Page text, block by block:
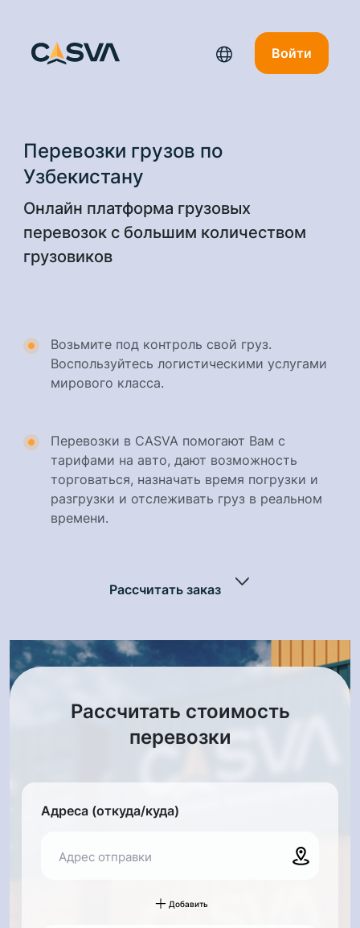
Войти
Перевозки грузов по
Узбекистану
Онлайн платформа грузовых
перевозок с большим количеством
грузовиков
Возьмите под контроль свой груз.
Воспользуйтесь логистическими услугами
мирового класса.
Перевозки в CASVA помогают Вам с
тарифами на авто, дают возможность
торговаться, назначать время погрузки и
разгрузки и отслеживать груз в реальном
времени.
Рассчитать заказ
Рассчитать стоимость
перевозки
Адреса (откуда/куда)
Адрес отправки
Добавить